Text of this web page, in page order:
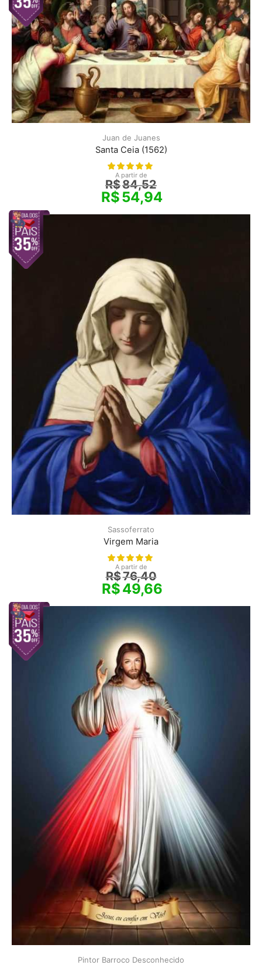
Juan de Juanes
Santa Ceia (1562)
A partir de
R$84,52
R$54,94
Sassoferrato
Virgem Maria
A partir de
R$76,40
R$49,66
Pintor Barroco Desconhecido